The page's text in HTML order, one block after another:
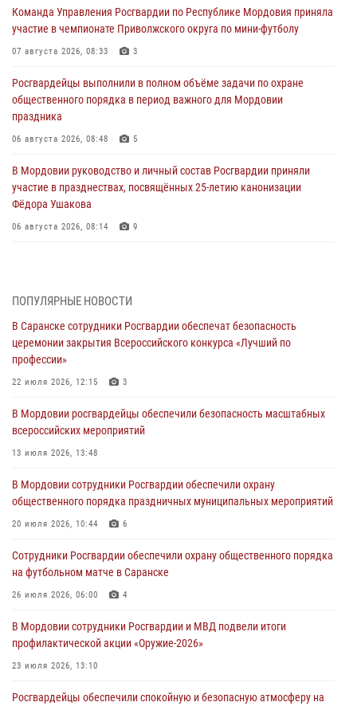
Команда Управления Росгвардии по Республике Мордовия приняла
участие в чемпионате Приволжского округа по мини-футболу
07 августа 2026, 08:33 3
Росгвардейцы выполнили в полном объёме задачи по охране
общественного порядка в период важного для Мордовии
праздника
06 августа 2026, 08:48 5
В Мордовии руководство и личный состав Росгвардии приняли
участие в празднествах, посвящённых 25-летию канонизации
Фёдора Ушакова
06 августа 2026, 08:14 9
06 августа 2026, 07:03
В Саранске по обращению жителей правоохранители отреагировали
незамедлительно
05 августа 2026, 15:04
подозреваемого в причинении телесных повреждений супруге
05 августа 2026, 12:34
проведения масштабного праздника в Темникове
05 августа 2026, 09:04 4
разрешительной работы передал очередную партию вооружения в
зону СВО
04 августа 2026, 11:13
ПОПУЛЯРНЫЕ НОВОСТИ
В Саранске сотрудники Росгвардии обеспечат безопасность
церемонии закрытия Всероссийского конкурса «Лучший по
профессии»
22 июля 2026, 12:15 3
В Мордовии росгвардейцы обеспечили безопасность масштабных
всероссийских мероприятий
13 июля 2026, 13:48
В Мордовии сотрудники Росгвардии обеспечили охрану
общественного порядка праздничных муниципальных мероприятий
20 июля 2026, 10:44 6
Сотрудники Росгвардии обеспечили охрану общественного порядка
на футбольном матче в Саранске
26 июля 2026, 06:00 4
В Мордовии сотрудники Росгвардии и МВД подвели итоги
профилактической акции «Оружие‑2026»
23 июля 2026, 13:10
Росгвардейцы обеспечили спокойную и безопасную атмосферу на